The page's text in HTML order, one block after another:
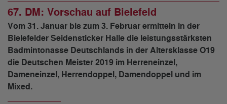
67. DM: Vorschau auf Bielefeld
Vom 31. Januar bis zum 3. Februar ermitteln in der
Bielefelder Seidensticker Halle die leistungsstärksten
Badmintonasse Deutschlands in der Altersklasse O19
die Deutschen Meister 2019 im Herreneinzel,
Dameneinzel, Herrendoppel, Damendoppel und im
Mixed.